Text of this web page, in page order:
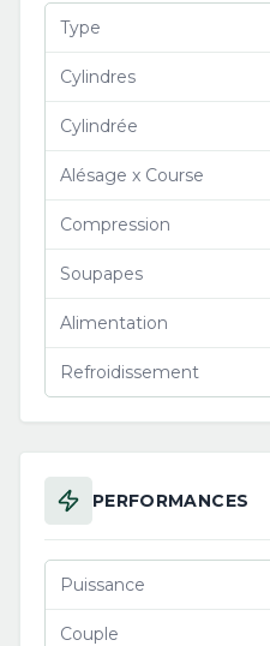
Type
Cylindres
Cylindrée
Alésage x Course
Compression
Soupapes
Alimentation
Refroidissement
PERFORMANCES
Puissance
Couple